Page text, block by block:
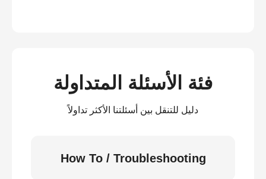
فئة الأسئلة المتداولة
دليل للتنقل بين أسئلتنا الأكثر تداولاً
How To / Troubleshooting